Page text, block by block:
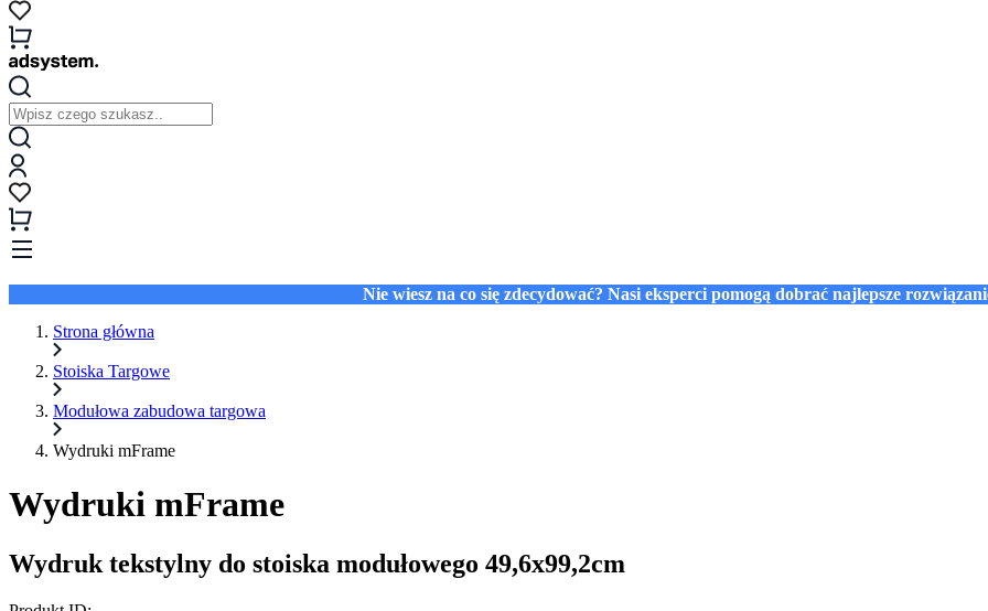
Nie wiesz na co się zdecydować? Nasi eksperci pomogą dobrać najlepsze
Strona główna
Stoiska Targowe
Modułowa zabudowa targowa
Wydruki mFrame
Wydruki mFrame
Wydruk tekstylny do stoiska modułowego 49,6x99,2cm